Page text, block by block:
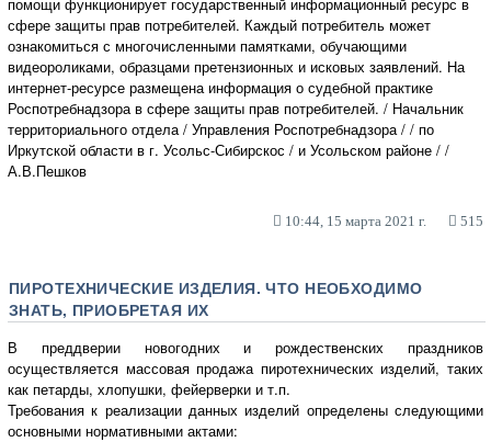
сфере защиты прав потребителей. Каждый потребитель может
ознакомиться с многочисленными памятками, обучающими
видеороликами, образцами претензионных и исковых заявлений. На
интернет-ресурсе размещена информация о судебной практике
Роспотребнадзора в сфере защиты прав потребителей. / Начальник
территориального отдела / Управления Роспотребнадзора / / по
Иркутской области в г. Усольс-Сибирскос / и Усольском районе / /
А.В.Пешков
10:44, 15 марта 2021 г. 515
ПИРОТЕХНИЧЕСКИЕ ИЗДЕЛИЯ. ЧТО НЕОБХОДИМО
ЗНАТЬ, ПРИОБРЕТАЯ ИХ
В преддверии новогодних и рождественских праздников
осуществляется массовая продажа пиротехнических изделий, таких
как петарды, хлопушки, фейерверки и т.п.
Требования к реализации данных изделий определены следующими
основными нормативными актами: